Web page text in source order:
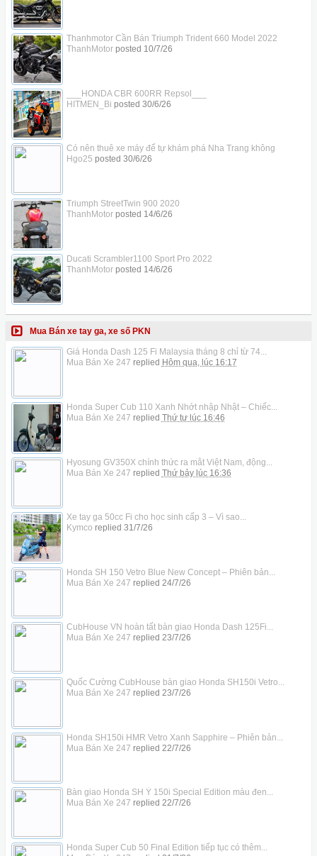
Thanhmotor Cần Bán Triumph Trident 660 Model 2022
ThanhMotorposted 10/7/26
___HONDA CBR 600RR Repsol___
HITMEN_Bi posted 30/6/26
Có nên thuê xe máy để tự khám phá Nha Trang không
Hgo25 posted 30/6/26
Triumph StreetTwin 900 2020
ThanhMotorposted 14/6/26
Ducati Scrambler1100 Sport Pro 2022
ThanhMotorposted 14/6/26
Mua Bán xe tay ga, xe số PKN
Giá Honda Dash 125 Fi Malaysia tháng 8 chỉ từ 74...
Mua Bán Xe 247 replied Hôm qua, lúc 16:17
Honda Super Cub 110 Xanh Nhớt nhập Nhật – Chiếc...
Mua Bán Xe 247 replied Thứ tư lúc 16:46
Hyosung GV350X chính thức ra mắt Việt Nam, động...
Mua Bán Xe 247 replied Thứ bảy lúc 16:36
Xe tay ga 50cc Fi cho học sinh cấp 3 – Vì sao...
Kymco replied 31/7/26
Honda SH 150 Vetro Blue New Concept – Phiên bản...
Mua Bán Xe 247 replied 24/7/26
CubHouse VN hoàn tất bàn giao Honda Dash 125Fi...
Mua Bán Xe 247 replied 23/7/26
Quốc Cường CubHouse bàn giao Honda SH150i Vetro...
Mua Bán Xe 247 replied 23/7/26
Honda SH150i HMR Vetro Xanh Sapphire – Phiên bản...
Mua Bán Xe 247 replied 22/7/26
Bàn giao Honda SH Ý 150i Special Edition màu đen...
Mua Bán Xe 247 replied 22/7/26
Honda Super Cub 50 Final Edition tiếp tục có thêm...